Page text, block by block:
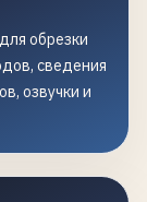
обрезки
сведения
озвучки и